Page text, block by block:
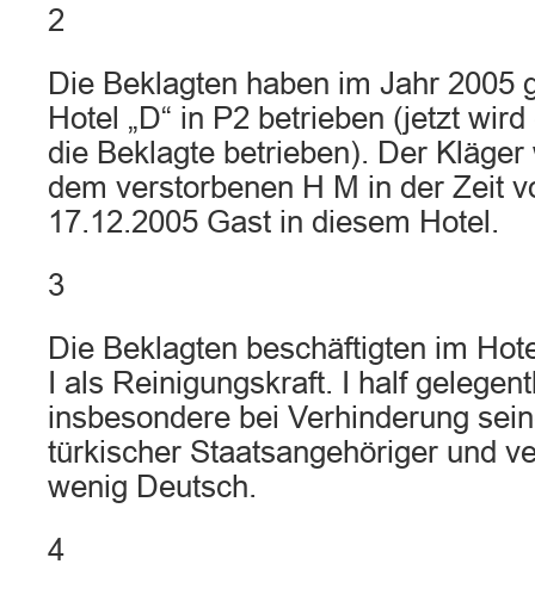
2
Die Beklagten haben im Jahr 2005
Hotel „D“ in P2 betrieben (jetzt
die Beklagte betrieben). Der
dem verstorbenen H M in der Zeit
17.12.2005 Gast in diesem Hotel.
3
Die Beklagten beschäftigten im
I als Reinigungskraft. I half
insbesondere bei Verhinderung
türkischer Staatsangehöriger und
wenig Deutsch.
4